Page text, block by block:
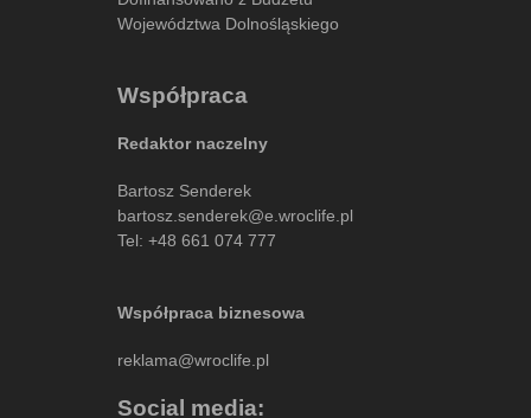
Województwa Dolnośląskiego
Współpraca
Redaktor naczelny
Bartosz Senderek
bartosz.senderek@e.wroclife.pl
Tel: +48 661 074 777
Współpraca biznesowa
reklama@wroclife.pl
Social media: